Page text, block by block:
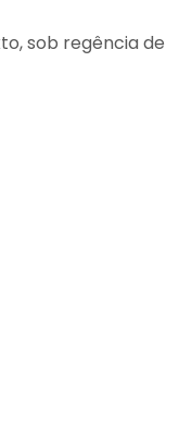
sob regência de